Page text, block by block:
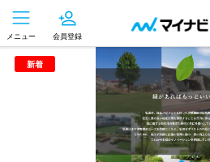
メニュー 会員登録
新着